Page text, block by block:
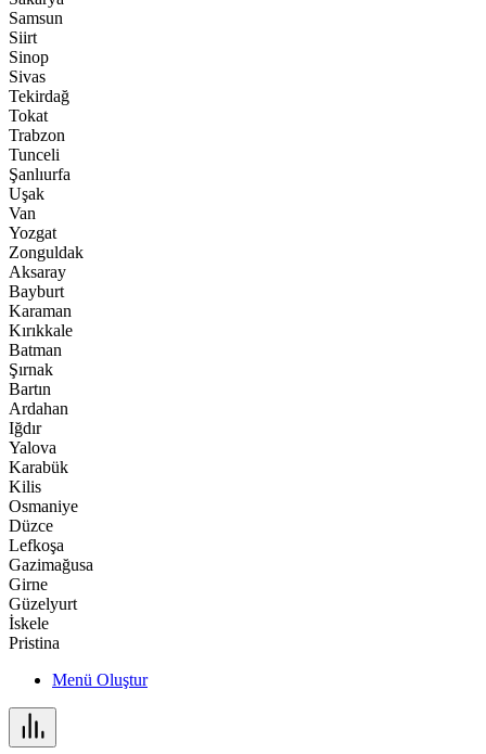
Samsun
Siirt
Sinop
Sivas
Tekirdağ
Tokat
Trabzon
Tunceli
Şanlıurfa
Uşak
Van
Yozgat
Zonguldak
Aksaray
Bayburt
Karaman
Kırıkkale
Batman
Şırnak
Bartın
Ardahan
Iğdır
Yalova
Karabük
Kilis
Osmaniye
Düzce
Lefkoşa
Gazimağusa
Girne
Güzelyurt
İskele
Pristina
Menü Oluştur